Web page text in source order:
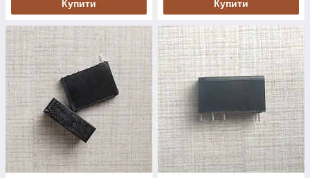
Купити Купити